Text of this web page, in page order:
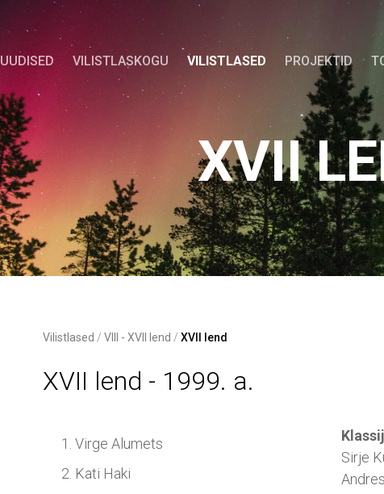
UUDISED VILISTLASKOGU VILISTLASED PROJEKTID
XVII
Vilistlased / VIII - XVII lend / XVII lend
XVII lend - 1999. a.
Virge Alumets
Kati Haki
Sirje